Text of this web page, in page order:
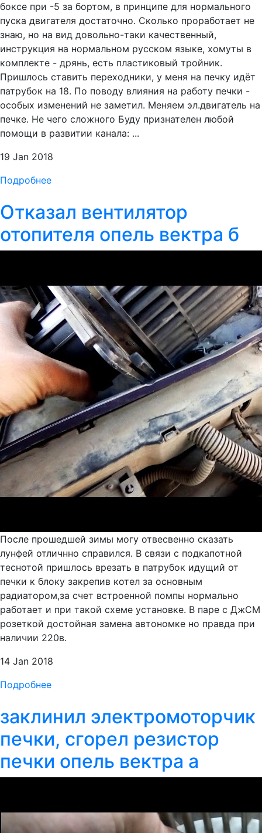
боксе при -5 за бортом, в принципе для нормального
пуска двигателя достаточно. Сколько проработает не
знаю, но на вид довольно-таки качественный,
инструкция на нормальном русском языке, хомуты в
комплекте - дрянь, есть пластиковый тройник.
Пришлось ставить переходники, у меня на печку идёт
патрубок на 18. По поводу влияния на работу печки -
особых изменений не заметил. Меняем эл.двигатель на
печке. Не чего сложного Буду признателен любой
помощи в развитии канала: ...
19 Jan 2018
Подробнее
Отказал вентилятор
отопителя опель вектра б
После прошедшей зимы могу отвесвенно сказать
лунфей отличнно справился. В связи с подкапотной
теснотой пришлось врезать в патрубок идущий от
печки к блоку закрепив котел за основным
радиатором,за счет встроенной помпы нормально
работает и при такой схеме установке. В паре с ДжСМ
розеткой достойная замена автономке но правда при
наличии 220в.
14 Jan 2018
Подробнее
заклинил электромоторчик
печки, сгорел резистор
печки опель вектра а